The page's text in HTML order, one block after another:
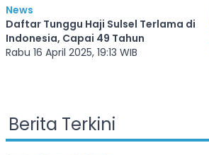
News
Daftar Tunggu Haji Sulsel Terlama di
Indonesia, Capai 49 Tahun
Rabu 16 April 2025, 19:13 WIB
Berita Terkini